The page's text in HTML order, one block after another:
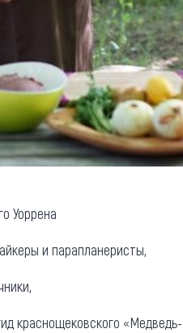
Уоррена
и парапланеристы,
краснощековского